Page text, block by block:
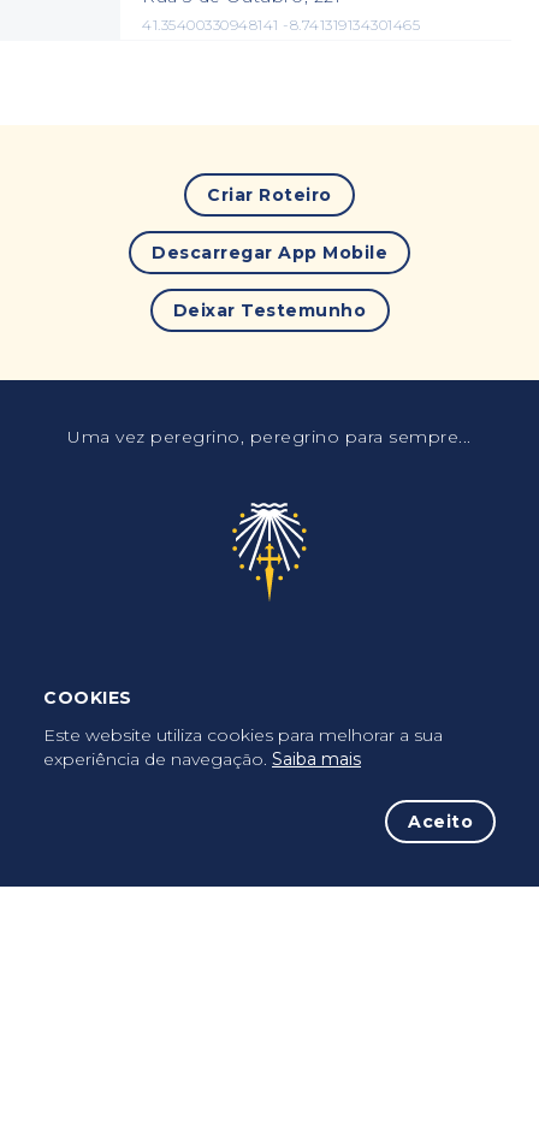
COOKIES
Este website utiliza cookies para melhorar a sua
experiência de navegação. Saiba mais
Aceito
41.35400330948141 -8.741319134301465
Criar Roteiro
Descarregar App Mobile
Deixar Testemunho
Uma vez peregrino, peregrino para sempre...
Conselhos